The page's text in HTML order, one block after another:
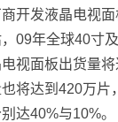
开发液晶电视
09年全球40寸
视面板出货量将
将达到420万片
达40%与10%。